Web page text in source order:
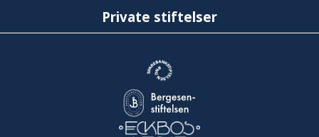
Private stiftelser